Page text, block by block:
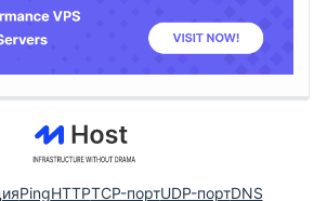
PingHTTPTCP-портUDP-портDNS